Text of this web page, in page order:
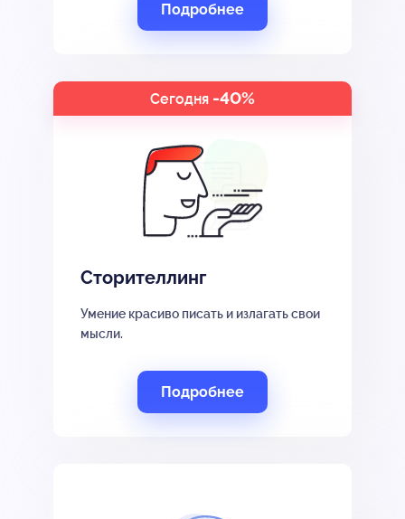
Подробнее
Сторителлинг
Умение красиво писать и излагать свои
мысли.
Сегодня -40%
Подробнее